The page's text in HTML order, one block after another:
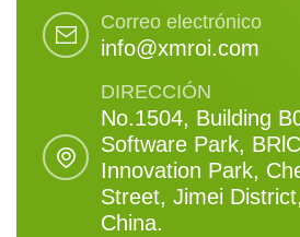
Correo electrónico
info@xmroi.com
DIRECCIÓN
No.1504, Building
Software Park,
Innovation Park,
Street, Jimei
China.